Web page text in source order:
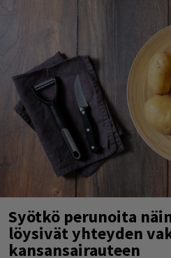
Syötkö perunoita
löysivät yhteyden
kansansairauteen